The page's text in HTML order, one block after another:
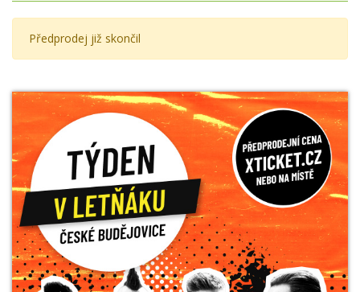
Předprodej již skončil